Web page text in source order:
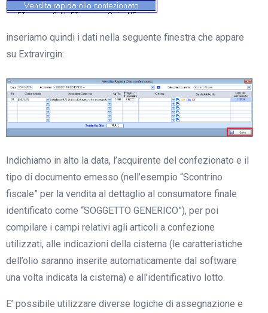
inseriamo quindi i dati nella seguente finestra che appare
su Extravirgin:
Indichiamo in alto la data, l’acquirente del confezionato e il
tipo di documento emesso (nell’esempio “Scontrino
fiscale” per la vendita al dettaglio al consumatore finale
identificato come “SOGGETTO GENERICO”), per poi
compilare i campi relativi agli articoli a confezione
utilizzati, alle indicazioni della cisterna (le caratteristiche
dell’olio saranno inserite automaticamente dal software
una volta indicata la cisterna) e all’identificativo lotto.
E’ possibile utilizzare diverse logiche di assegnazione e